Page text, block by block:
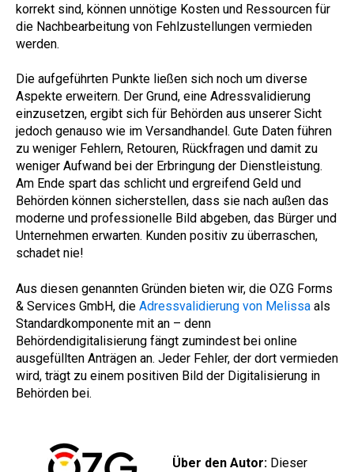
korrekt sind, können unnötige Kosten und Ressourcen für
die Nachbearbeitung von Fehlzustellungen vermieden
werden.
Die aufgeführten Punkte ließen sich noch um diverse
Aspekte erweitern. Der Grund, eine Adressvalidierung
einzusetzen, ergibt sich für Behörden aus unserer Sicht
jedoch genauso wie im Versandhandel. Gute Daten führen
zu weniger Fehlern, Retouren, Rückfragen und damit zu
weniger Aufwand bei der Erbringung der Dienstleistung.
Am Ende spart das schlicht und ergreifend Geld und
Behörden können sicherstellen, dass sie nach außen das
moderne und professionelle Bild abgeben, das Bürger und
Unternehmen erwarten. Kunden positiv zu überraschen,
schadet nie!
Aus diesen genannten Gründen bieten wir, die OZG Forms
& Services GmbH, die Adressvalidierung von Melissa als
Standardkomponente mit an – denn
Behördendigitalisierung fängt zumindest bei online
ausgefüllten Anträgen an. Jeder Fehler, der dort vermieden
wird, trägt zu einem positiven Bild der Digitalisierung in
Behörden bei.
Über den Autor: Dieser